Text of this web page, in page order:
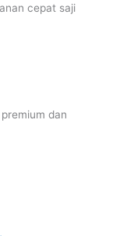
cepat saji
dan